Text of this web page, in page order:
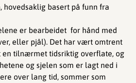
hovedsaklig basert på funn fra
er bearbeidet for hånd med
eller pjål). Det har vært omtrent
en tilnærmet tidsriktig overflate, og
og sjelen som er lagt ned i
over lang tid, sommer som